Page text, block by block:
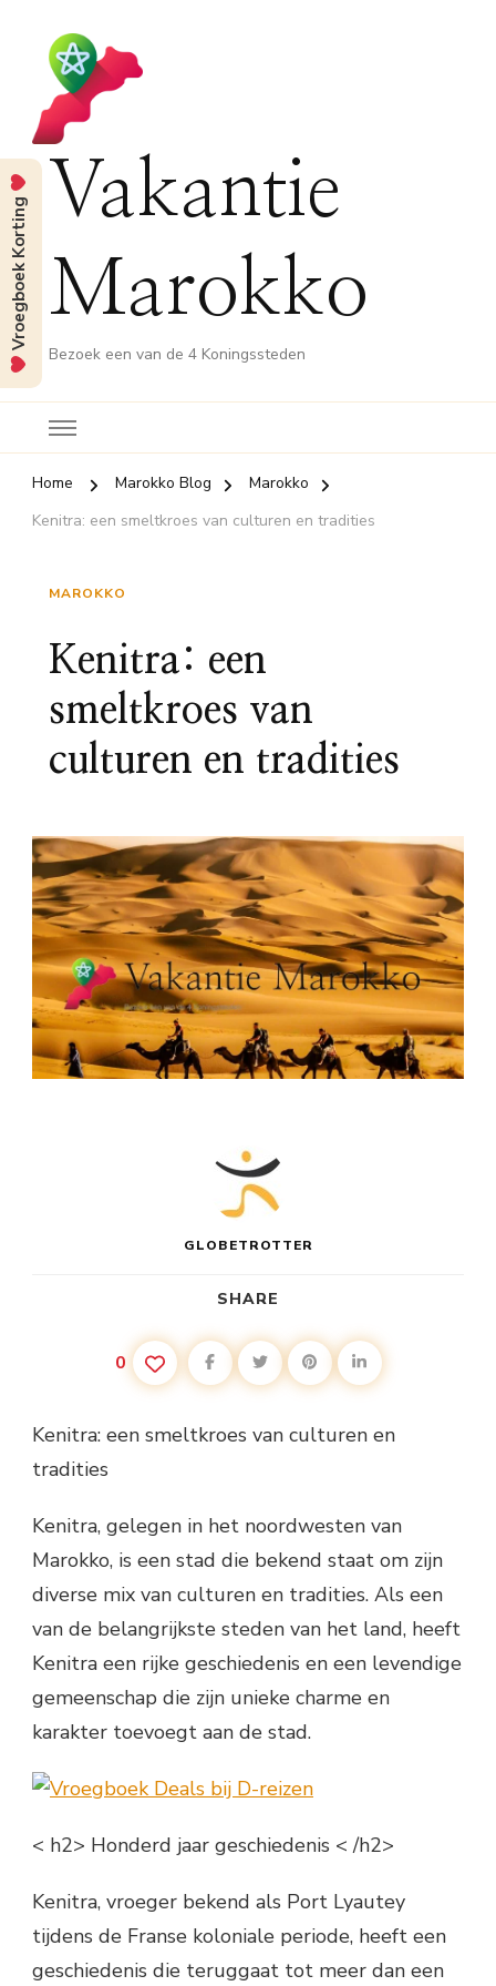
Vakantie
Marokko
Bezoek een van de 4 Koningssteden
Home Marokko Blog
Marokko
Kenitra: een smeltkroes van culturen en tradities
MAROKKO
Kenitra: een
smeltkroes van
culturen en tradities
GLOBETROTTER
SHARE
0
Kenitra: een smeltkroes van culturen en
tradities
Kenitra, gelegen in het noordwesten van
Marokko, is een stad die bekend staat om zijn
diverse mix van culturen en tradities. Als een
van de belangrijkste steden van het land, heeft
Kenitra een rijke geschiedenis en een levendige
gemeenschap die zijn unieke charme en
karakter toevoegt aan de stad.
< h2> Honderd jaar geschiedenis < /h2>
Kenitra, vroeger bekend als Port Lyautey
tijdens de Franse koloniale periode, heeft een
geschiedenis die teruggaat tot meer dan een
Vroegboek Korting